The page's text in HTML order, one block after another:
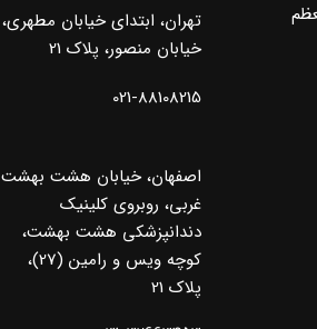
تهران، ابتدای خیابان مطهری،
خیابان منصور، پلاک 21
021-88108215
اصفهان، خیابان هشت بهشت
غربی، روبروی کلینیک
دندانپزشکی هشت بهشت،
کوچه ویس و رامین (27)،
پلاک 21